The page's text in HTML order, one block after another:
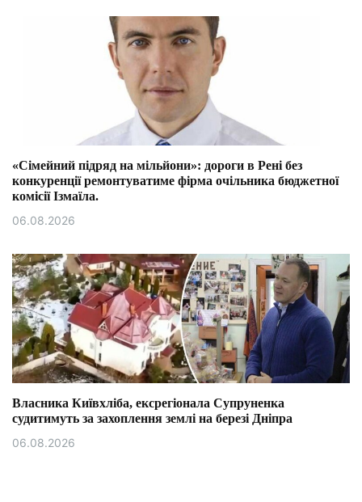
«Сімейний підряд на мільйони»: дороги в Рені без
конкуренції ремонтуватиме фірма очільника бюджетної
комісії Ізмаїла.
06.08.2026
Власника Київхліба, ексрегіонала Супруненка
судитимуть за захоплення землі на березі Дніпра
06.08.2026